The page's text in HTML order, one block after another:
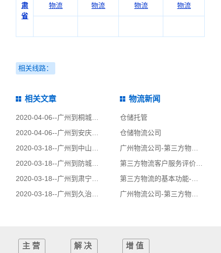
肃
省
物流
物流
物流
物流
相关线路：
相关文章
2020-04-06--广州到桐城物流公司|广州到桐城货运公司
2020-04-06--广州到安庆物流公司|广州到安庆货运公司
2020-03-18--广州到中山市物流公司|广州到中山市货运公司
2020-03-18--广州到防城港市物流公司|广州到防城港市货运公司
2020-03-18--广州到肃宁县物流公司|广州到肃宁县货运公司
2020-03-18--广州到久治县物流公司|广州到久治县货运公司
物流新闻
仓储托管
仓储物流公司
广州物流公司-第三方物流的发展二
第三方物流客户服务评价指标-鑫富物流公司
第三方物流的基本功能-广州物流公司
广州物流公司-第三方物流概述
主营
解决
增值